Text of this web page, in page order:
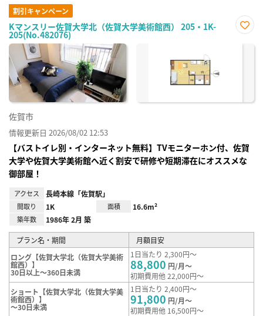
割引キャンペーン
Kマンスリー佐賀大学北（佐賀大学美術館西） 205・1K-
205(No.482076)
に入
佐賀市
情報更新日 2026/08/02 12:53
【バストイレ別・インターネット無料】TVモニターホン付、佐賀
大学や佐賀大学美術館へ近く割安で研修や短期滞在にオススメな
御部屋！
アクセス 長崎本線「佐賀駅」
間取り 1K 面積 16.6m²
築年数 1986年 2月 築
プラン名・期間
月額目安
ロング【佐賀大学北（佐賀大学美術
館西）】
30日以上～360日未満
1日当たり 2,300円～
88,800 円/月～
初期費用他 22,000円～
ショート【佐賀大学北（佐賀大学美
術館西）】
～30日未満
1日当たり 2,400円～
91,800 円/月～
初期費用他 16,500円～